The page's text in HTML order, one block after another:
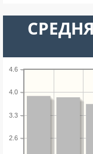
2.6
3.3
4.0
4.6